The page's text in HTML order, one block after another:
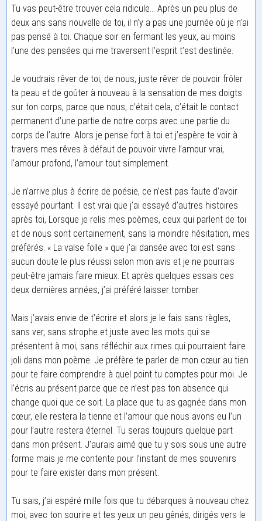
Tu vas peut-être trouver cela ridicule… Après un peu plus de
deux ans sans nouvelle de toi, il n’y a pas une journée où je n’ai
pas pensé à toi. Chaque soir en fermant les yeux, au moins
l’une des pensées qui me traversent l’esprit t’est destinée.
Je voudrais rêver de toi, de nous, juste rêver de pouvoir frôler
ta peau et de goûter à nouveau à la sensation de mes doigts
sur ton corps, parce que nous, c’était cela, c’était le contact
permanent d’une partie de notre corps avec une partie du
corps de l’autre. Alors je pense fort à toi et j’espère te voir à
travers mes rêves à défaut de pouvoir vivre l’amour vrai,
l’amour profond, l’amour tout simplement.
Je n’arrive plus à écrire de poésie, ce n’est pas faute d’avoir
essayé pourtant. Il est vrai que j’ai essayé d’autres histoires
après toi, Lorsque je relis mes poèmes, ceux qui parlent de toi
et de nous sont certainement, sans la moindre hésitation, mes
préférés. « La valse folle » que j’ai dansée avec toi est sans
aucun doute le plus réussi selon mon avis et je ne pourrais
peut-être jamais faire mieux. Et après quelques essais ces
deux dernières années, j’ai préféré laisser tomber.
Mais j’avais envie de t’écrire et alors je le fais sans règles,
sans ver, sans strophe et juste avec les mots qui se
présentent à moi, sans réfléchir aux rimes qui pourraient faire
joli dans mon poème. Je préfère te parler de mon cœur au tien
pour te faire comprendre à quel point tu comptes pour moi. Je
l’écris au présent parce que ce n’est pas ton absence qui
change quoi que ce soit. La place que tu as gagnée dans mon
cœur, elle restera la tienne et l’amour que nous avons eu l’un
pour l’autre restera éternel. Tu seras toujours quelque part
dans mon présent. J’aurais aimé que tu y sois sous une autre
forme mais je me contente pour l’instant de mes souvenirs
pour te faire exister dans mon présent.
Tu sais, j’ai espéré mille fois que tu débarques à nouveau chez
moi, avec ton sourire et tes yeux un peu gênés, dirigés vers le